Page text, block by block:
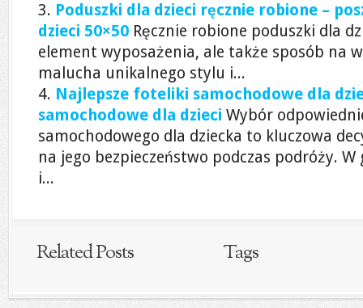
Poduszki dla dzieci ręcznie robione –
dzieci 50×50 Ręcznie robione poduszki dla
element wyposażenia, ale także sposób na
malucha unikalnego stylu i...
Najlepsze foteliki samochodowe dla
samochodowe dla dzieci Wybór
samochodowego dla dziecka to kluczowa
na jego bezpieczeństwo podczas podróży.
i...
Related Posts Tags